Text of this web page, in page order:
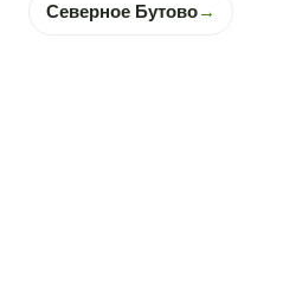
Северное Бутово→